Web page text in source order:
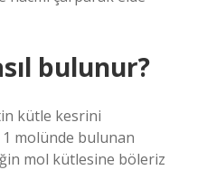
bulunur?
kütle kesrini
molünde bulunan
mol kütlesine böleriz